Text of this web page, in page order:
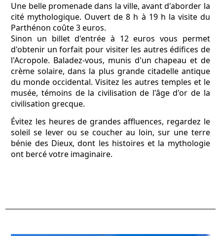
Une belle promenade dans la ville, avant d'aborder la
cité mythologique. Ouvert de 8 h à 19 h la visite du
Parthénon coûte 3 euros.
Sinon un billet d'entrée à 12 euros vous permet
d'obtenir un forfait pour visiter les autres édifices de
l'Acropole. Baladez-vous, munis d'un chapeau et de
crème solaire, dans la plus grande citadelle antique
du monde occidental. Visitez les autres temples et le
musée, témoins de la civilisation de l'âge d'or de la
civilisation grecque.
Évitez les heures de grandes affluences, regardez le
soleil se lever ou se coucher au loin, sur une terre
bénie des Dieux, dont les histoires et la mythologie
ont bercé votre imaginaire.